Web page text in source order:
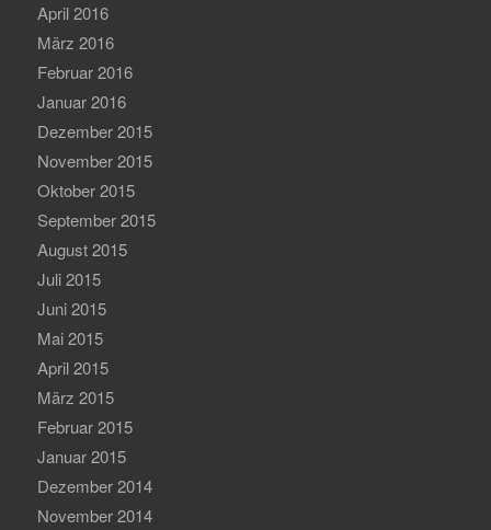
April 2016
März 2016
Februar 2016
Januar 2016
Dezember 2015
November 2015
Oktober 2015
September 2015
August 2015
Juli 2015
Juni 2015
Mai 2015
April 2015
März 2015
Februar 2015
Januar 2015
Dezember 2014
November 2014